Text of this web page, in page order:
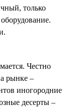
только
Честно
рынке –
иногородние
десерты –